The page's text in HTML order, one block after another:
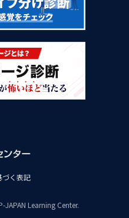
づく表記
Learning Center.